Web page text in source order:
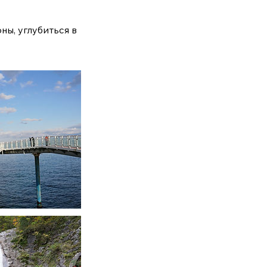
углубиться в